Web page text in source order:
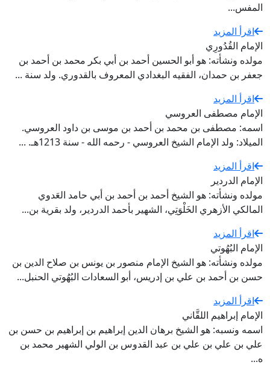
المفس...
اقرأ المزيد
الإمام القُدُورِي
مولده ونشأته: هو أبو الحسين أحمد بن أبي بكر محمد بن أحمد بن
جعفر بن حمدان، الفقيه البغدادي المعروف بالقدوري. ولد سنة ...
اقرأ المزيد
الإمام مصطفى العروسي
اسمه: مصطفى بن محمد بن أحمد بن موسى بن داود العروسي.
الميلاد: ولد الإمام الشيخ العروسي - رحمه الله - سنة 1213هـ. ...
اقرأ المزيد
الإمام الدردير
مولده ونشأته: هو الشيخ أحمد بن أحمد بن أبي حامد العَدوي
المالكي الأزهري الخَلْوَتِي، الشهير بأحمد الدردير، ولد بقرية بن...
اقرأ المزيد
الإمام البُهُوتي
مولده ونشأته: هو الشيخ الإمام منصور بن يونس بن صلاح الدين بن
حسن بن أحمد بن علي بن إدريس، أبو السعادات البُهُوتي الحنبل...
اقرأ المزيد
الإمام إبراهيم اللقَّاني
اسمه ونسبه: هو الشيخ برهان الدين إبراهيم بن إبراهيم بن حسن بن
علي بن علي بن علي بن عبد القدوس بن الولي الشهير محمد بن
ه...